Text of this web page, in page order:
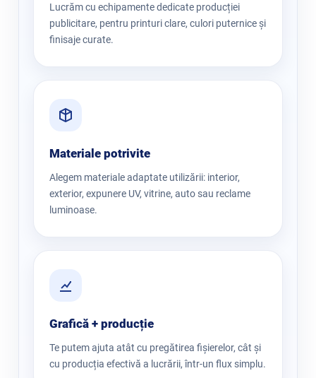
Lucrăm cu echipamente dedicate producției
publicitare, pentru printuri clare, culori puternice și
finisaje curate.
Materiale potrivite
Alegem materiale adaptate utilizării: interior,
exterior, expunere UV, vitrine, auto sau reclame
luminoase.
Grafică + producție
Te putem ajuta atât cu pregătirea fișierelor, cât și
cu producția efectivă a lucrării, într-un flux simplu.